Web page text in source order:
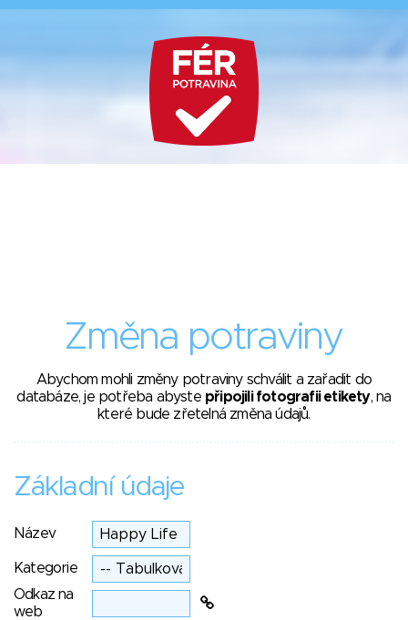
Změna potraviny
Abychom mohli změny potraviny schválit a zařadit do
databáze, je potřeba abyste připojili fotografii etikety, na
které bude zřetelná změna údajů.
Základní údaje
Název
Kategorie
Odkaz na
web